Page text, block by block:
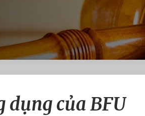
dụng của BFU